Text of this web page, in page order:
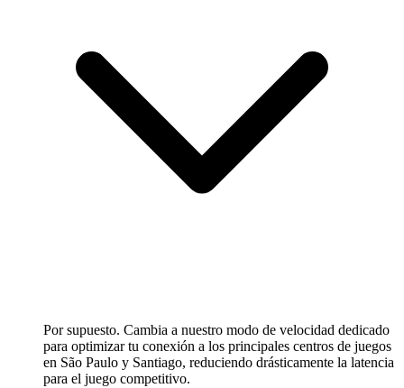
Por supuesto. Cambia a nuestro modo de velocidad dedicado
para optimizar tu conexión a los principales centros de juegos
en São Paulo y Santiago, reduciendo drásticamente la latencia
para el juego competitivo.